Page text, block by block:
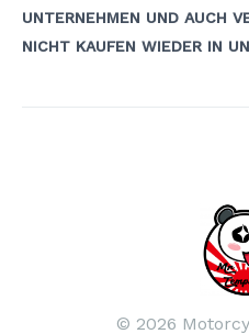
UNTERNEHMEN UND AUCH
NICHT KAUFEN WIEDER IN
© 2026